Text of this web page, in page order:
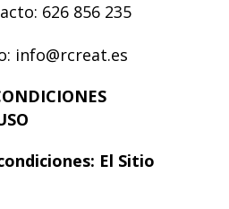
626 856 235
info@rcreat.es
El Sitio